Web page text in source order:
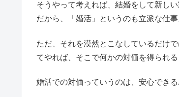
そうやって考えれば、結婚をして新し
だから、「婚活」というのも立派な仕事
ただ、それを漠然とこなしているだけ
てやれば、そこで何かの対価を得られる
婚活での対価っていうのは、安心でき